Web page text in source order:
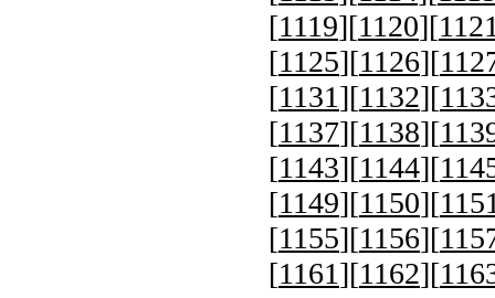
[1119][1120][
[1125][1126][
[1131][1132][
[1137][1138][
[1143][1144][
[1149][1150][
[1155][1156][
[1161][1162][